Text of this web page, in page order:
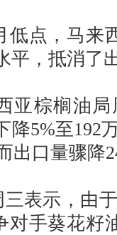
点，马来
平，抵消了
棕榈油局
降5%至192
出口量骤降
表示，由于
对手葵花籽